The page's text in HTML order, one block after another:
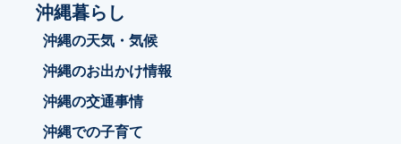
沖縄暮らし
沖縄の天気・気候
沖縄のお出かけ情報
沖縄の交通事情
沖縄での子育て